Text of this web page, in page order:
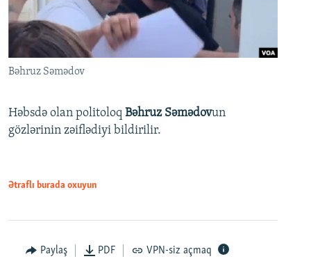
Bəhruz Səmədov
Həbsdə olan politoloq Bəhruz Səmədovun
gözlərinin zəiflədiyi bildirilir.
Ətraflı burada oxuyun
Paylaş PDF VPN-siz açmaq